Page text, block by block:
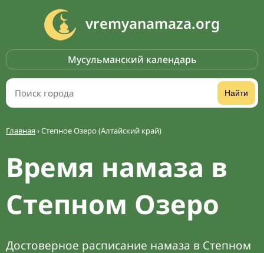
vremyanamaza.org
Мусульманский календарь
Найти
Главная›Степное Озеро (Алтайский край)
Время намаза в
Степном Озеро
Достоверное расписание намаза в Степном